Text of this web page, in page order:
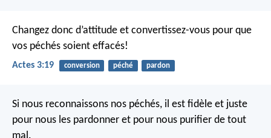
Changez donc d’attitude et convertissez-vous pour que
vos péchés soient effacés!
Actes 3:19 conversion péché pardon
Si nous reconnaissons nos péchés, il est fidèle et juste
pour nous les pardonner et pour nous purifier de tout